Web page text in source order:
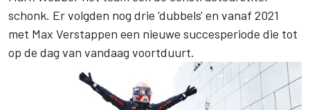
schonk. Er volgden nog drie 'dubbels' en vanaf 2021
met Max Verstappen een nieuwe succesperiode die tot
op de dag van vandaag voortduurt.